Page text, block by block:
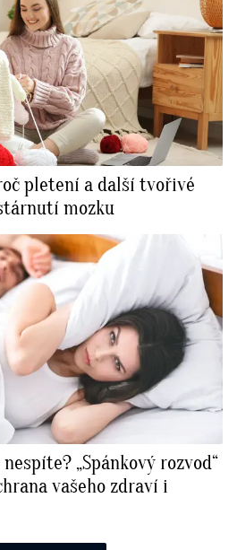
pletení a další tvořivé
mozku
„Spánkový rozvod“
vašeho zdraví i